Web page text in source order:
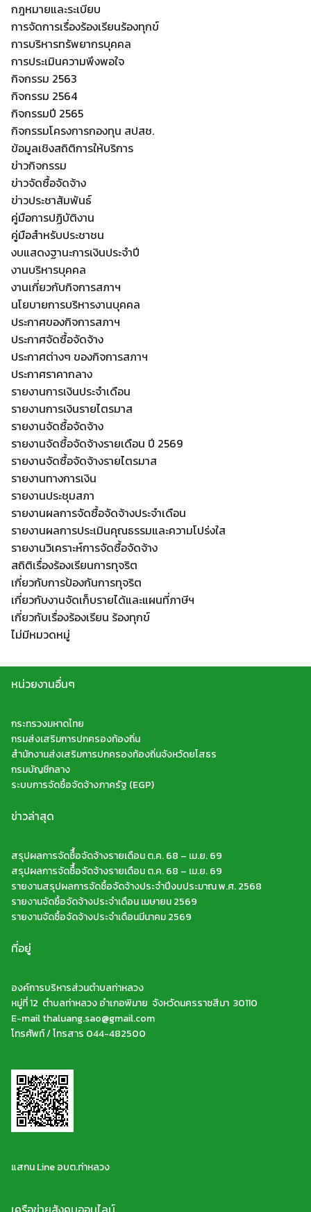
กฎหมายและระเบียบ
การจัดการเรื่องร้องเรียนร้องทุกข์
การบริหารทรัพยากรบุคคล
การประเมินความพึงพอใจ
กิจกรรม 2563
กิจกรรม 2564
กิจกรรมปี 2565
กิจกรรมโครงการกองทุน สปสช.
ข้อมูลเชิงสถิติการให้บริการ
ข่าวกิจกรรม
ข่าวจัดซื้อจัดจ้าง
ข่าวประชาสัมพันธ์
คู่มือการปฏิบัติงาน
คู่มือสำหรับประชาชน
งบแสดงฐานะการเงินประจำปี
งานบริหารบุคคล
งานเกี่ยวกับกิจการสภาฯ
นโยบายการบริหารงานบุคคล
ประกาศของกิจการสภาฯ
ประกาศจัดซื้อจัดจ้าง
ประกาศต่างๆ ของกิจการสภาฯ
ประกาศราคากลาง
รายงานการเงินประจำเดือน
รายงานการเงินรายไตรมาส
รายงานจัดซื้อจัดจ้าง
รายงานจัดซื้อจัดจ้างรายเดือน ปี 2569
รายงานจัดซื้อจัดจ้างรายไตรมาส
รายงานทางการเงิน
รายงานประชุมสภา
รายงานผลการจัดซื้อจัดจ้างประจำเดือน
รายงานผลการประเมินคุณธรรมและความโปร่งใส
รายงานวิเคราะห์การจัดซื้อจัดจ้าง
สถิติเรื่องร้องเรียนการทุจริต
เกี่ยวกับการป้องกันการทุจริต
เกี่ยวกับงานจัดเก็บรายได้และแผนที่ภาษีฯ
เกี่ยวกับเรื่องร้องเรียน ร้องทุกข์
ไม่มีหมวดหมู่
หน่วยงานอื่นๆ
กระทรวงมหาดไทย
กรมส่งเสริมการปกครองท้องถิ่น
สำนักงานส่งเสริมการปกครองท้องถิ่นจังหวัดยโสธร
กรมบัญชีกลาง
ระบบการจัดซื้อจัดจ้างภาครัฐ (EGP)
ข่าวล่าสุด
สรุปผลการจัดซืื้อจัดจ้างรายเดือน ต.ค. 68 – เม.ย. 69
สรุปผลการจัดซืื้อจัดจ้างรายเดือน ต.ค. 68 – เม.ย. 69
รายงานสรุปผลการจัดซื้อจัดจ้างประจำปีงบประมาณ พ.ศ. 2568
รายงานจัดซื้อจัดจ้างประจำเดือน เมษายน 2569
รายงานจัดซื้อจัดจ้างประจำเดือนมีนาคม 2569
ที่อยู่
องค์การบริหารส่วนตำบลท่าหลวง
หมู่ที่ 12 ตำบลท่าหลวง อำเภอพิมาย จังหวัดนครราชสีมา 30110
E-mail thaluang.sao@gmail.com
โทรศัพท์ / โทรสาร 044-482500
แสกน Line อบต.ท่าหลวง